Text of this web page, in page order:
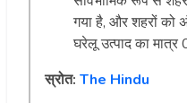
गया है, और शहरों को
घरेलू उत्पाद का मात्र
स्रोत: The Hindu